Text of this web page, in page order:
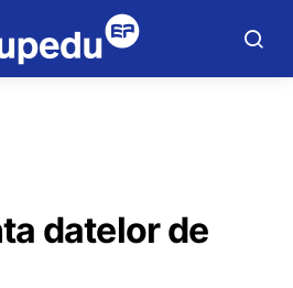
datelor de